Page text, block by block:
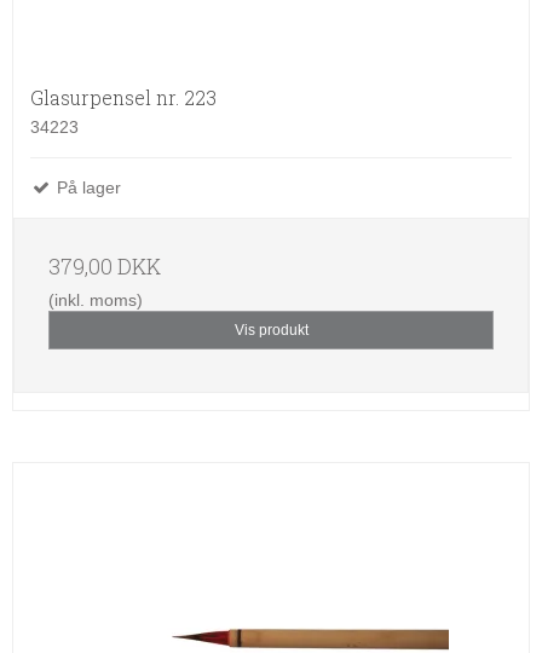
Glasurpensel nr. 223
34223
På lager
379,00 DKK
(inkl. moms)
Vis produkt